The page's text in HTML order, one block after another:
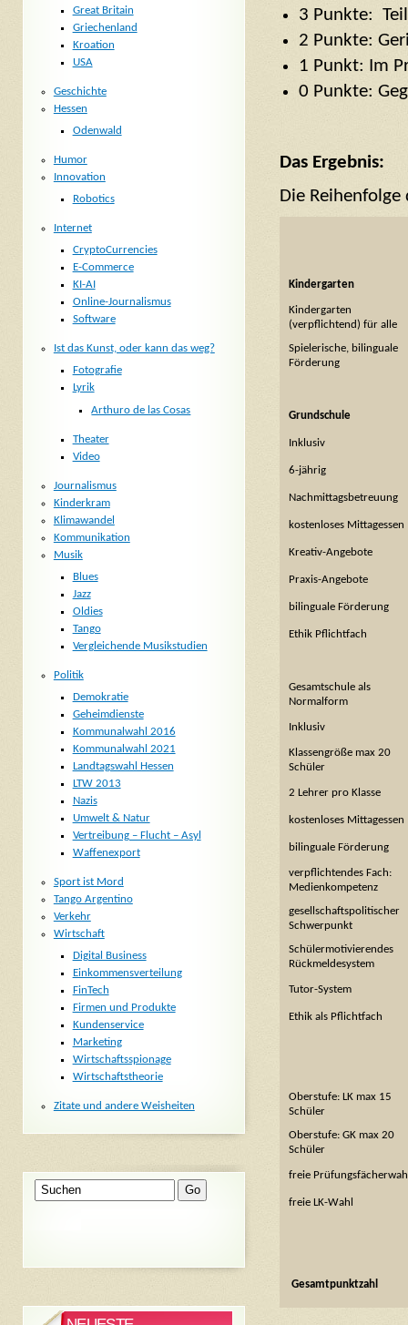
3 Punkte:
2 Punkte:
1 Punkt: Im
0 Punkte:
Das Ergebnis:
Die
Kindergarten
Kindergarten
(verpflichtend) für alle
Spielerische, bilinguale
Förderung
Grundschule
Inklusiv
6-jährig
Nachmittagsbetreuung
kostenloses Mittagessen
Kreativ-Angebote
Praxis-Angebote
bilinguale Förderung
Ethik Pflichtfach
Gesamtschule als
Normalform
Inklusiv
Klassengröße max 20
Schüler
2 Lehrer pro Klasse
kostenloses Mittagessen
bilinguale Förderung
verpflichtendes Fach:
Medienkompetenz
gesellschaftspolitischer
Schwerpunkt
Schülermotivierendes
Rückmeldesystem
Tutor-System
Ethik als Pflichtfach
Oberstufe: LK max 15
Schüler
Oberstufe: GK max 20
Schüler
freie
freie LK-Wahl
Gesamtpunktzahl
Great Britain
Griechenland
Kroation
USA
Geschichte
Hessen
Odenwald
Humor
Innovation
Robotics
Internet
CryptoCurrencies
E-Commerce
KI-AI
Online-Journalismus
Software
Ist das Kunst, oder kann das weg?
Fotografie
Lyrik
Arthuro de las Cosas
Theater
Video
Journalismus
Kinderkram
Klimawandel
Kommunikation
Musik
Blues
Jazz
Oldies
Tango
Vergleichende Musikstudien
Politik
Demokratie
Geheimdienste
Kommunalwahl 2016
Kommunalwahl 2021
Landtagswahl Hessen
LTW 2013
Nazis
Umwelt & Natur
Vertreibung – Flucht – Asyl
Waffenexport
Sport ist Mord
Tango Argentino
Verkehr
Wirtschaft
Digital Business
Einkommensverteilung
FinTech
Firmen und Produkte
Kundenservice
Marketing
Wirtschaftsspionage
Wirtschaftstheorie
Zitate und andere Weisheiten